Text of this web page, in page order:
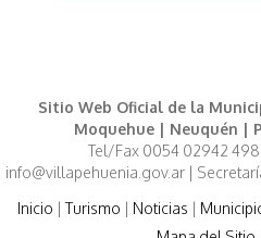
Sitio Web Oficial de la
Moquehue | Neuquén |
Tel/Fax 0054 02942
info@villapehuenia.gov.ar |
Inicio |Turismo | Noticias |